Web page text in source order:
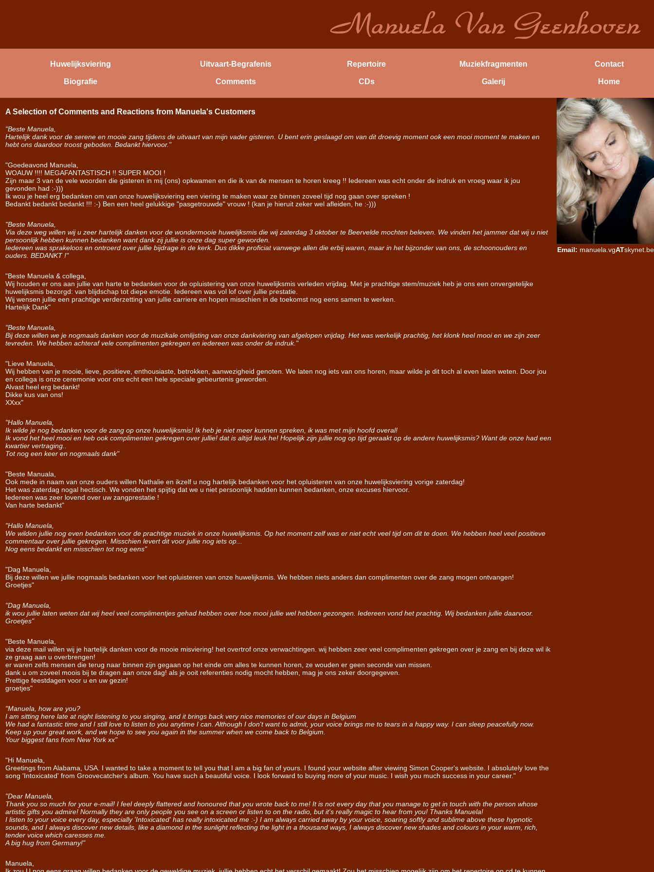
Huwelijksviering Uitvaart-Begrafenis Repertoire Muziekfragmenten Contact
Biografie Comments CDs Galerij Home
Email: manuela.vgATskynet.be
A Selection of Comments and Reactions from Manuela's Customers
"Beste Manuela,
Hartelijk dank voor de serene en mooie zang tijdens de uitvaart van mijn vader gisteren. U bent erin geslaagd om van dit droevig moment ook een mooi moment te maken en
hebt ons daardoor troost geboden. Bedankt hiervoor."
"Goedeavond Manuela,
WOAUW !!!! MEGAFANTASTISCH !! SUPER MOOI !
Zijn maar 3 van de vele woorden die gisteren in mij (ons) opkwamen en die ik van de mensen te horen kreeg !! Iedereen was echt onder de indruk en vroeg waar ik jou
gevonden had :-)))
Ik wou je heel erg bedanken om van onze huwelijksviering een viering te maken waar ze binnen zoveel tijd nog gaan over spreken !
Bedankt bedankt bedankt !!! :-) Ben een heel gelukkige "pasgetrouwde" vrouw ! (kan je hieruit zeker wel afleiden, he :-)))
"Beste Manuela,
Via deze weg willen wij u zeer hartelijk danken voor de wondermooie huwelijksmis die wij zaterdag 3 oktober te Beervelde mochten beleven. We vinden het jammer dat wij u niet
persoonlijk hebben kunnen bedanken want dank zij jullie is onze dag super geworden.
Iedereen was sprakeloos en ontroerd over jullie bijdrage in de kerk. Dus dikke proficiat vanwege allen die erbij waren, maar in het bijzonder van ons, de schoonouders en
ouders. BEDANKT !"
"Beste Manuela & collega,
Wij houden er ons aan jullie van harte te bedanken voor de opluistering van onze huwelijksmis verleden vrijdag. Met je prachtige stem/muziek heb je ons een onvergetelijke
huwelijksmis bezorgd: van blijdschap tot diepe emotie. Iedereen was vol lof over jullie prestatie.
Wij wensen jullie een prachtige verderzetting van jullie carriere en hopen misschien in de toekomst nog eens samen te werken.
Hartelijk Dank"
"Beste Manuela,
Bij deze willen we je nogmaals danken voor de muzikale omlijsting van onze dankviering van afgelopen vrijdag. Het was werkelijk prachtig, het klonk heel mooi en we zijn zeer
tevreden. We hebben achteraf vele complimenten gekregen en iedereen was onder de indruk."
"Lieve Manuela,
Wij hebben van je mooie, lieve, positieve, enthousiaste, betrokken, aanwezigheid genoten. We laten nog iets van ons horen, maar wilde je dit toch al even laten weten. Door jou
en collega is onze ceremonie voor ons echt een hele speciale gebeurtenis geworden.
Alvast heel erg bedankt!
Dikke kus van ons!
XXxx"
"Hallo Manuela,
Ik wilde je nog bedanken voor de zang op onze huwelijksmis! Ik heb je niet meer kunnen spreken, ik was met mijn hoofd overal!
Ik vond het heel mooi en heb ook complimenten gekregen over jullie! dat is altijd leuk he! Hopelijk zijn jullie nog op tijd geraakt op de andere huwelijksmis? Want de onze had een
kwartier vertraging..
Tot nog een keer en nogmaals dank"
"Beste Manuala,
Ook mede in naam van onze ouders willen Nathalie en ikzelf u nog hartelijk bedanken voor het opluisteren van onze huwelijksviering vorige zaterdag!
Het was zaterdag nogal hectisch. We vonden het spijtig dat we u niet persoonlijk hadden kunnen bedanken, onze excuses hiervoor.
Iedereen was zeer lovend over uw zangprestatie !
Van harte bedankt"
"Hallo Manuela,
We wilden jullie nog even bedanken voor de prachtige muziek in onze huwelijksmis. Op het moment zelf was er niet echt veel tijd om dit te doen. We hebben heel veel positieve
commentaar over jullie gekregen. Misschien levert dit voor jullie nog iets op...
Nog eens bedankt en misschien tot nog eens"
"Dag Manuela,
Bij deze willen we jullie nogmaals bedanken voor het opluisteren van onze huwelijksmis. We hebben niets anders dan complimenten over de zang mogen ontvangen!
Groetjes"
"Dag Manuela,
ik wou jullie laten weten dat wij heel veel complimentjes gehad hebben over hoe mooi jullie wel hebben gezongen. Iedereen vond het prachtig. Wij bedanken jullie daarvoor.
Groetjes"
"Beste Manuela,
via deze mail willen wij je hartelijk danken voor de mooie misviering! het overtrof onze verwachtingen. wij hebben zeer veel complimenten gekregen over je zang en bij deze wil ik
ze graag aan u overbrengen!
er waren zelfs mensen die terug naar binnen zijn gegaan op het einde om alles te kunnen horen, ze wouden er geen seconde van missen.
dank u om zoveel moois bij te dragen aan onze dag! als je ooit referenties nodig mocht hebben, mag je ons zeker doorgegeven.
Prettige feestdagen voor u en uw gezin!
groetjes"
"Manuela, how are you?
I am sitting here late at night listening to you singing, and it brings back very nice memories of our days in Belgium
We had a fantastic time and I still love to listen to you anytime I can. Although I don't want to admit, your voice brings me to tears in a happy way. I can sleep peacefully now.
Keep up your great work, and we hope to see you again in the summer when we come back to Belgium.
Your biggest fans from New York xx"
"Hi Manuela,
Greetings from Alabama, USA. I wanted to take a moment to tell you that I am a big fan of yours. I found your website after viewing Simon Cooper's website. I absolutely love the
song 'Intoxicated' from Groovecatcher's album. You have such a beautiful voice. I look forward to buying more of your music. I wish you much success in your career."
"Dear Manuela,
Thank you so much for your e-mail! I feel deeply flattered and honoured that you wrote back to me! It is not every day that you manage to get in touch with the person whose
artistic gifts you admire! Normally they are only people you see on a screen or listen to on the radio, but it's really magic to hear from you! Thanks Manuela!
I listen to your voice every day, especially 'Intoxicated' has really intoxicated me :-) I am always carried away by your voice, soaring softly and sublime above these hypnotic
sounds, and I always discover new details, like a diamond in the sunlight reflecting the light in a thousand ways, I always discover new shades and colours in your warm, rich,
tender voice which caresses me.
A big hug from Germany!"
Manuela,